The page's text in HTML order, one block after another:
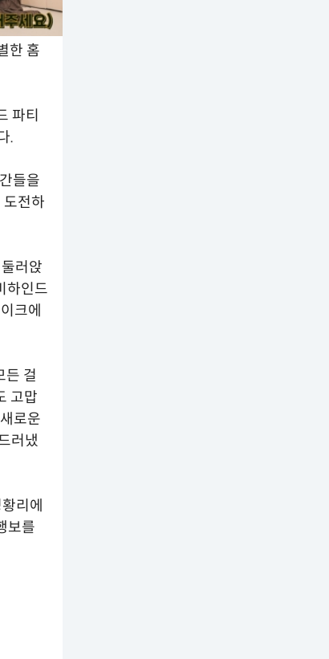
한 홈
파티
.
들을
도전하
러앉
하인드
크에
든 걸
고맙
로운
러냈
리에
보를